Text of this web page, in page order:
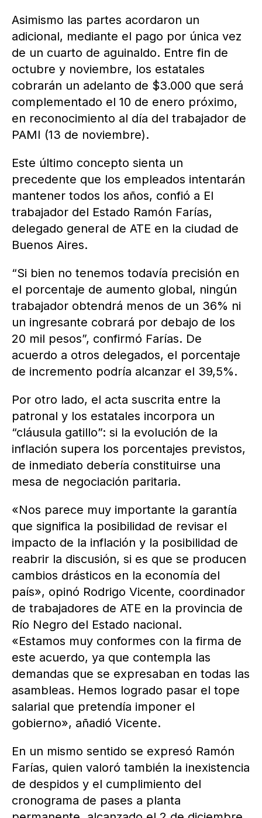
Asimismo las partes acordaron un
adicional, mediante el pago por única vez
de un cuarto de aguinaldo. Entre fin de
octubre y noviembre, los estatales
cobrarán un adelanto de $3.000 que será
complementado el 10 de enero próximo,
en reconocimiento al día del trabajador de
PAMI (13 de noviembre).
Este último concepto sienta un
precedente que los empleados intentarán
mantener todos los años, confió a El
trabajador del Estado Ramón Farías,
delegado general de ATE en la ciudad de
Buenos Aires.
“Si bien no tenemos todavía precisión en
el porcentaje de aumento global, ningún
trabajador obtendrá menos de un 36% ni
un ingresante cobrará por debajo de los
20 mil pesos”, confirmó Farías. De
acuerdo a otros delegados, el porcentaje
de incremento podría alcanzar el 39,5%.
Por otro lado, el acta suscrita entre la
patronal y los estatales incorpora un
“cláusula gatillo”: si la evolución de la
inflación supera los porcentajes previstos,
de inmediato debería constituirse una
mesa de negociación paritaria.
«Nos parece muy importante la garantía
que significa la posibilidad de revisar el
impacto de la inflación y la posibilidad de
reabrir la discusión, si es que se producen
cambios drásticos en la economía del
país», opinó Rodrigo Vicente, coordinador
de trabajadores de ATE en la provincia de
Río Negro del Estado nacional.
«Estamos muy conformes con la firma de
este acuerdo, ya que contempla las
demandas que se expresaban en todas las
asambleas. Hemos logrado pasar el tope
salarial que pretendía imponer el
gobierno», añadió Vicente.
En un mismo sentido se expresó Ramón
Farías, quien valoró también la inexistencia
de despidos y el cumplimiento del
cronograma de pases a planta